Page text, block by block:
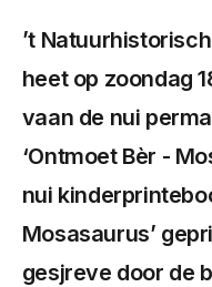
’t
heet op zoondag
vaan de nui
‘Ontmoet Bèr -
nui
Mosasaurus’
gesjreve door de